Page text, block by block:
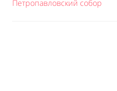
Петропавловский собор